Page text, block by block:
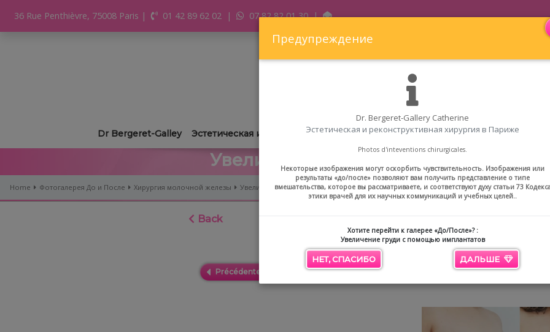
36 Rue Penthièvre, 75008 Paris | 01 42 89 62 02 | 07 82 82 01 30 |
Dr Bergeret-Galley Эстетическая и реконструктивная хирургия Эстетическая медицина
Увеличение груди с помощью
Home Фотогалерея До и После Хирургия молочной железы Увеличение груди с помощью имплантатов
Back
Précédente
Предупреждение
Dr. Bergeret-Gallery Catherine
Эстетическая и реконструктивная хирургия в Париже
Photos d'inteventions chirurgicales.
Некоторые изображения могут оскорбить чувствительность. Изображения или
результаты «до/после» позволяют вам получить представление о типе
вмешательства, которое вы рассматриваете, и соответствуют духу статьи 73
этики врачей для их научных коммуникаций и учебных целей..
Хотите перейти к галерее «До/После»? :
Увеличение груди с помощью имплантатов
НЕТ, СПАСИБО ДАЛЬШЕ